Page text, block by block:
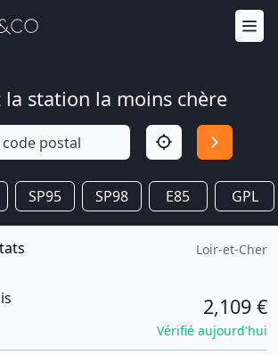
la station la moins chère
SP95 SP98 E85 GPL
Loir-et-Cher
2,109 €
Vérifié aujourd'hui